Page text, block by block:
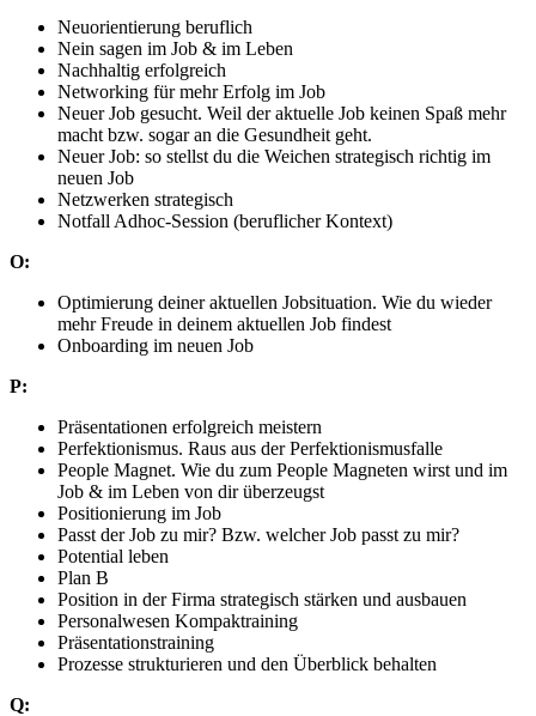
Neuorientierung beruflich
Nein sagen im Job & im Leben
Nachhaltig erfolgreich
Networking für mehr Erfolg im Job
Neuer Job gesucht. Weil der aktuelle Job keinen Spaß mehr
macht bzw. sogar an die Gesundheit geht.
Neuer Job: so stellst du die Weichen strategisch richtig im
neuen Job
Netzwerken strategisch
Notfall Adhoc-Session (beruflicher Kontext)
O:
Optimierung deiner aktuellen Jobsituation. Wie du wieder
mehr Freude in deinem aktuellen Job findest
Onboarding im neuen Job
P:
Präsentationen erfolgreich meistern
Perfektionismus. Raus aus der Perfektionismusfalle
People Magnet. Wie du zum People Magneten wirst und im
Job & im Leben von dir überzeugst
Positionierung im Job
Passt der Job zu mir? Bzw. welcher Job passt zu mir?
Potential leben
Plan B
Position in der Firma strategisch stärken und ausbauen
Personalwesen Kompaktraining
Präsentationstraining
Prozesse strukturieren und den Überblick behalten
Q: